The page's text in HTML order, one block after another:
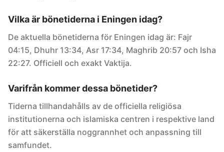
Vilka är bönetiderna i Eningen idag?
De aktuella bönetiderna för Eningen idag är: Fajr
04:15, Dhuhr 13:34, Asr 17:34, Maghrib 20:57 och Isha
22:27. Officiell och exakt Vaktija.
Varifrån kommer dessa bönetider?
Tiderna tillhandahålls av de officiella religiösa
institutionerna och islamiska centren i respektive land
för att säkerställa noggrannhet och anpassning till
samfundet.